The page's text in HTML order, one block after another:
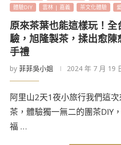
體驗DIY
雲林 | 嘉義 茶文化體驗
原來茶葉也能這樣玩！
驗，旭隆製茶，揉出愈
手禮
by 菲菲吳小姐 2024 年 7 月 19
阿里山2天1夜小旅行我們這
茶，體驗獨一無二的團茶DIY
福 …